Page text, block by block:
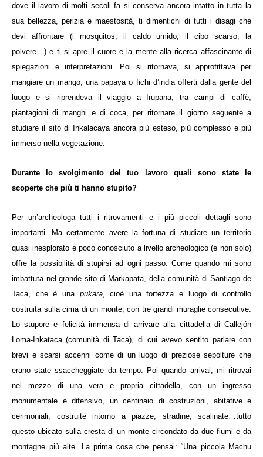
dove il lavoro di molti secoli fa si conserva ancora intatto in tutta la
sua bellezza, perizia e maestosità, ti dimentichi di tutti i disagi che
devi affrontare (i mosquitos, il caldo umido, il cibo scarso, la
polvere…) e ti si apre il cuore e la mente alla ricerca affascinante di
spiegazioni e interpretazioni. Poi si ritornava, si approfittava per
mangiare un mango, una papaya o fichi d’india offerti dalla gente del
luogo e si riprendeva il viaggio a Irupana, tra campi di caffè,
piantagioni di manghi e di coca, per ritornare il giorno seguente a
studiare il sito di Inkalacaya ancora più esteso, più complesso e più
immerso nella vegetazione.
Durante lo svolgimento del tuo lavoro quali sono state le
scoperte che più ti hanno stupito?
Per un’archeologa tutti i ritrovamenti e i più piccoli dettagli sono
importanti. Ma certamente avere la fortuna di studiare un territorio
quasi inesplorato e poco conosciuto a livello archeologico (e non solo)
offre la possibilità di stupirsi ad ogni passo. Come quando mi sono
imbattuta nel grande sito di Markapata, della comunità di Santiago de
Taca, che è una pukara, cioè una fortezza e luogo di controllo
costruita sulla cima di un monte, con tre grandi muraglie consecutive.
Lo stupore e felicità immensa di arrivare alla cittadella di Callejón
Loma-Inkataca (comunità di Taca), di cui avevo sentito parlare con
brevi e scarsi accenni come di un luogo di preziose sepolture che
erano state ssaccheggiate da tempo. Poi quando arrivai, mi ritrovai
nel mezzo di una vera e propria cittadella, con un ingresso
monumentale e difensivo, un centinaio di costruzioni, abitative e
cerimoniali, costruite intorno a piazze, stradine, scalinate…tutto
questo ubicato sulla cresta di un monte circondato da due fiumi e da
montagne più alte. La prima cosa che pensai: “Una piccola Machu